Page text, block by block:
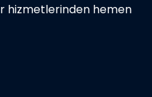
hizmetlerinden hemen